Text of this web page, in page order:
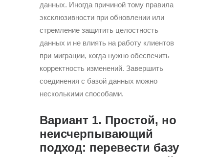
данных. Иногда причиной тому правила
эксклюзивности при обновлении или
стремление защитить целостность
данных и не влиять на работу клиентов
при миграции, когда нужно обеспечить
корректность изменений. Завершить
соединения с базой данных можно
несколькими способами.
Вариант 1. Простой, но
неисчерпывающий
подход: перевести базу